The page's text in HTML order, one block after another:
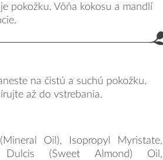
pokožku. Vôňa kokosu a mandlí
na čistú a suchú pokožku.
až do vstrebania.
Oil), Isopropyl Myristate,
Dulcis (Sweet Almond) Oil,